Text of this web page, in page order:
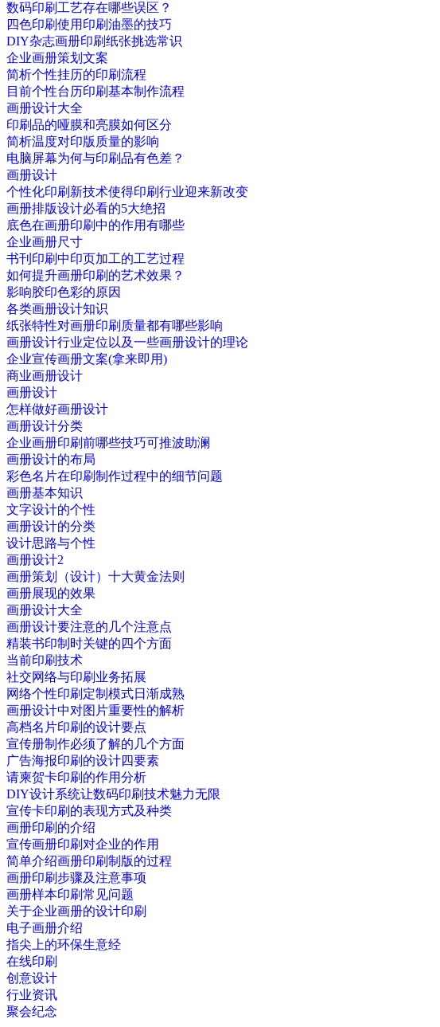
数码印刷工艺存在哪些误区？
四色印刷使用印刷油墨的技巧
DIY杂志画册印刷纸张挑选常识
企业画册策划文案
简析个性挂历的印刷流程
目前个性台历印刷基本制作流程
画册设计大全
印刷品的哑膜和亮膜如何区分
简析温度对印版质量的影响
电脑屏幕为何与印刷品有色差？
画册设计
个性化印刷新技术使得印刷行业迎来新改变
画册排版设计必看的5大绝招
底色在画册印刷中的作用有哪些
企业画册尺寸
书刊印刷中印页加工的工艺过程
如何提升画册印刷的艺术效果？
影响胶印色彩的原因
各类画册设计知识
纸张特性对画册印刷质量都有哪些影响
画册设计行业定位以及一些画册设计的理论
企业宣传画册文案(拿来即用)
商业画册设计
画册设计
怎样做好画册设计
画册设计分类
企业画册印刷前哪些技巧可推波助澜
画册设计的布局
彩色名片在印刷制作过程中的细节问题
画册基本知识
文字设计的个性
画册设计的分类
设计思路与个性
画册设计2
画册策划（设计）十大黄金法则
画册展现的效果
画册设计大全
画册设计要注意的几个注意点
精装书印制时关键的四个方面
当前印刷技术
社交网络与印刷业务拓展
网络个性印刷定制模式日渐成熟
画册设计中对图片重要性的解析
高档名片印刷的设计要点
宣传册制作必须了解的几个方面
广告海报印刷的设计四要素
请柬贺卡印刷的作用分析
DIY设计系统让数码印刷技术魅力无限
宣传卡印刷的表现方式及种类
画册印刷的介绍
宣传画册印刷对企业的作用
简单介绍画册印刷制版的过程
画册印刷步骤及注意事项
画册样本印刷常见问题
关于企业画册的设计印刷
电子画册介绍
指尖上的环保生意经
在线印刷
创意设计
行业资讯
聚会纪念